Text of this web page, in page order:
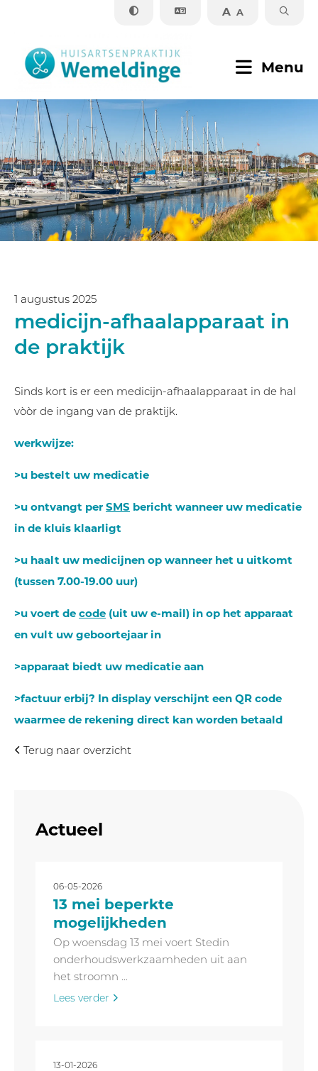
Praktijkinformatie
Zorginformatie
Contact
A A
Menu
1 augustus 2025
medicijn-afhaalapparaat in
de praktijk
Sinds kort is er een medicijn-afhaalapparaat in de hal
vòòr de ingang van de praktijk.
werkwijze:
>u bestelt uw medicatie
>u ontvangt per SMS bericht wanneer uw medicatie
in de kluis klaarligt
>u haalt uw medicijnen op wanneer het u uitkomt
(tussen 7.00-19.00 uur)
>u voert de code (uit uw e-mail) in op het apparaat
en vult uw geboortejaar in
>apparaat biedt uw medicatie aan
>factuur erbij? In display verschijnt een QR code
waarmee de rekening direct kan worden betaald
Terug naar overzicht
Actueel
06-05-2026
13 mei beperkte
mogelijkheden
Op woensdag 13 mei voert Stedin
onderhoudswerkzaamheden uit aan
het stroomn ...
Lees verder
13-01-2026